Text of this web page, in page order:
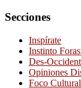
Secciones
Inspírate
Instinto
Des-
Opiniones
Foco Cultural